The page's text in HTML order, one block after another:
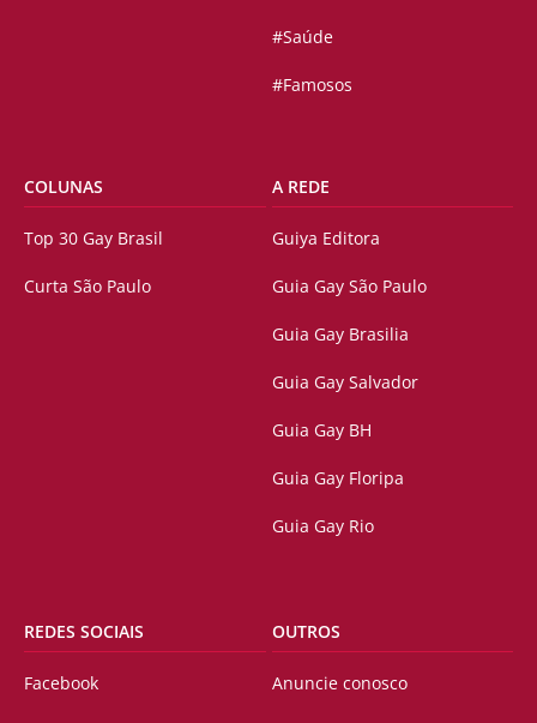
#Saúde
#Famosos
COLUNAS
Top 30 Gay Brasil
Curta São Paulo
A REDE
Guiya Editora
Guia Gay São Paulo
Guia Gay Brasilia
Guia Gay Salvador
Guia Gay BH
Guia Gay Floripa
Guia Gay Rio
REDES SOCIAIS
Facebook
OUTROS
Anuncie conosco